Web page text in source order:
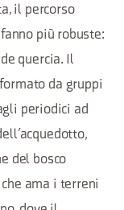
il percorso
più robuste:
quercia. Il
da gruppi
periodici ad
del bosco
ama i terreni